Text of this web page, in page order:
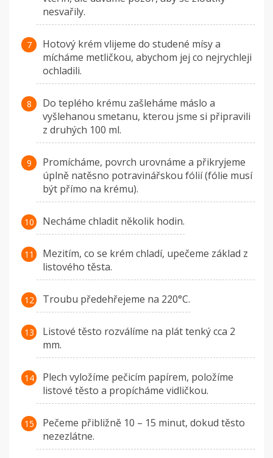
nesvařily.
Hotový krém vlijeme do studené mísy a
mícháme metličkou, abychom jej co nejrychleji
ochladili.
Do teplého krému zašleháme máslo a
vyšlehanou smetanu, kterou jsme si připravili
z druhých 100 ml.
Promícháme, povrch urovnáme a přikryjeme
úplně natěsno potravinářskou fólií (fólie musí
být přímo na krému).
Necháme chladit několik hodin.
Mezitím, co se krém chladí, upečeme základ z
listového těsta.
Troubu předehřejeme na 220°C.
Listové těsto rozválíme na plát tenký cca 2
mm.
Plech vyložíme pečicím papírem, položíme
listové těsto a propícháme vidličkou.
Pečeme přibližně 10 – 15 minut, dokud těsto
nezezlátne.